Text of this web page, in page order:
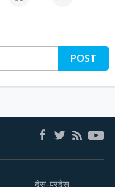
POST
देस-परदेस